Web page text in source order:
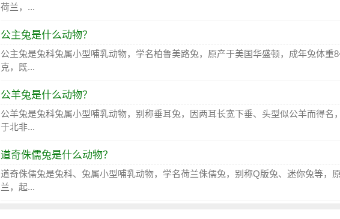
荷兰，...
公主兔是什么动物？
公主兔是兔科兔属小型哺乳动物，学名柏鲁美路兔，原产于美国华盛顿，成年兔体重
克，既...
公羊兔是什么动物？
公羊兔是兔科兔属小型哺乳动物，别称垂耳兔，因两耳长宽下垂、头型似公羊而得名
于北非...
道奇侏儒兔是什么动物？
道奇侏儒兔是兔科、兔属小型哺乳动物，学名荷兰侏儒兔，别称Q版兔、迷你兔等，
兰，起...